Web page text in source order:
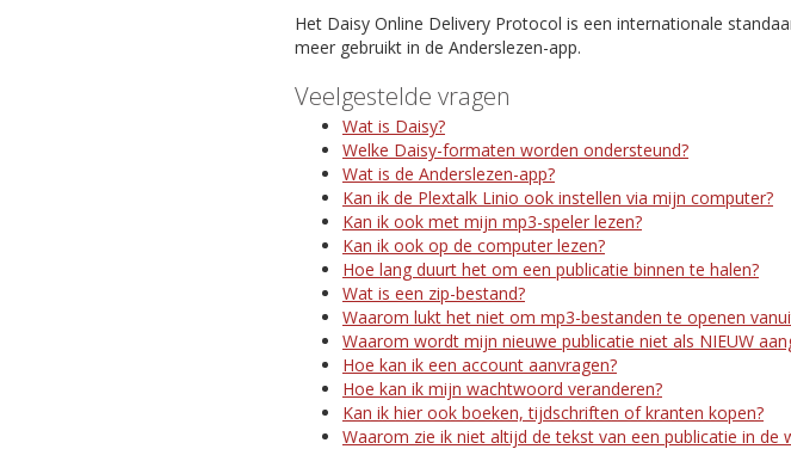
Het Daisy Online Delivery Protocol is een internationale
meer gebruikt in de Anderslezen-app.
Veelgestelde vragen
Wat is Daisy?
Welke Daisy-formaten worden ondersteund?
Wat is de Anderslezen-app?
Kan ik de Plextalk Linio ook instellen via mijn computer?
Kan ik ook met mijn mp3-speler lezen?
Kan ik ook op de computer lezen?
Hoe lang duurt het om een publicatie binnen te halen?
Wat is een zip-bestand?
Waarom lukt het niet om mp3-bestanden te openen
Waarom wordt mijn nieuwe publicatie niet als NIEUW
Hoe kan ik een account aanvragen?
Hoe kan ik mijn wachtwoord veranderen?
Kan ik hier ook boeken, tijdschriften of kranten kopen?
Waarom zie ik niet altijd de tekst van een publicatie in de